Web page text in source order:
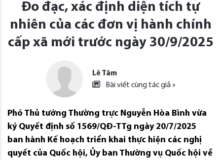
Đo đạc, xác định diện tích tự
nhiên của các đơn vị hành chính
cấp xã mới trước ngày 30/9/2025
Lê Tâm
Bài viết cùng tác giả »
Phó Thủ tướng Thường trực Nguyễn Hòa Bình vừa
ký Quyết định số 1569/QĐ-TTg ngày 20/7/2025
ban hành Kế hoạch triển khai thực hiện các nghị
quyết của Quốc hội, Ủy ban Thường vụ Quốc hội về